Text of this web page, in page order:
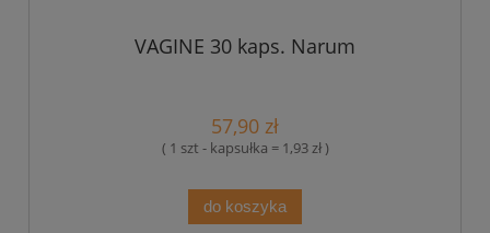
VAGINE 30 kaps. Narum
57,90 zł
( 1 szt - kapsułka = 1,93 zł )
do koszyka